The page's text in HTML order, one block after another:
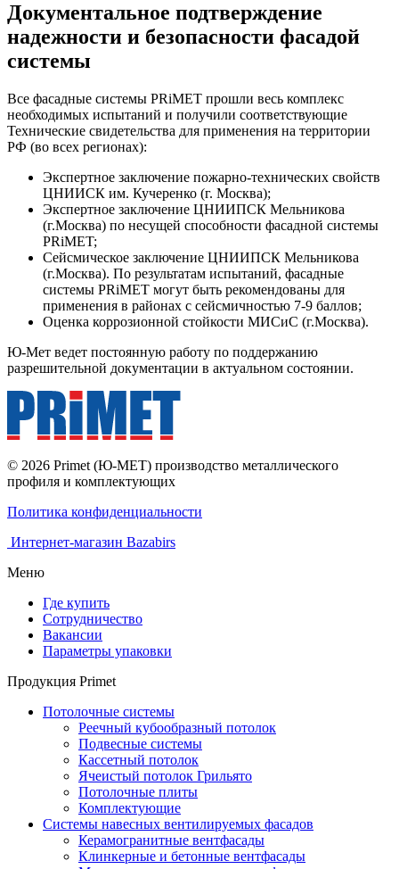
Документальное подтверждение
надежности и безопасности фасадой
системы
Все фасадные системы PRiMET прошли весь комплекс
необходимых испытаний и получили соответствующие
Технические свидетельства для применения на территории
РФ (во всех регионах):
Экспертное заключение пожарно-технических свойств
ЦНИИСК им. Кучеренко (г. Москва);
Экспертное заключение ЦНИИПСК Мельникова
(г.Москва) по несущей способности фасадной системы
PRiMET;
Сейсмическое заключение ЦНИИПСК Мельникова
(г.Москва). По результатам испытаний, фасадные
системы PRiMET могут быть рекомендованы для
применения в районах с сейсмичностью 7-9 баллов;
Оценка коррозионной стойкости МИСиС (г.Москва).
Ю-Мет ведет постоянную работу по поддержанию
разрешительной документации в актуальном состоянии.
© 2026 Primet (Ю-МЕТ) производство металлического
профиля и комплектующих
Политика конфиденциальности
Интернет-магазин Bazabirs
Меню
Где купить
Сотрудничество
Вакансии
Параметры упаковки
Продукция Primet
Потолочные системы
Реечный кубообразный потолок
Подвесные системы
Кассетный потолок
Ячеистый потолок Грильято
Потолочные плиты
Комплектующие
Системы навесных вентилируемых фасадов
Керамогранитные вентфасады
Клинкерные и бетонные вентфасады